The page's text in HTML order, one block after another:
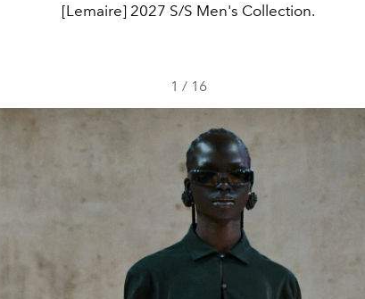
[Lemaire] 2027 S/S Men's Collection.
1 / 16